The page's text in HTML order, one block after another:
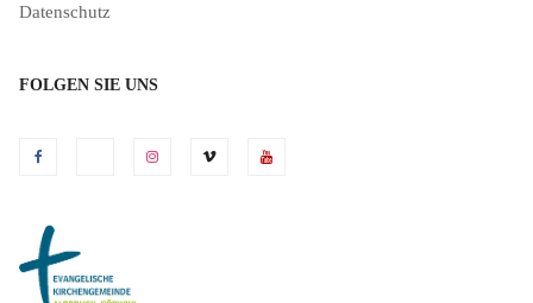
Datenschutz
FOLGEN SIE UNS